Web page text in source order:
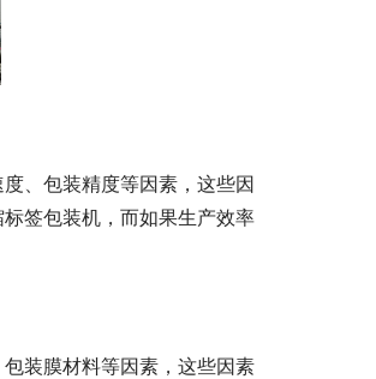
、包装精度等因素，这些因
签包装机，而如果生产效率
装膜材料等因素，这些因素